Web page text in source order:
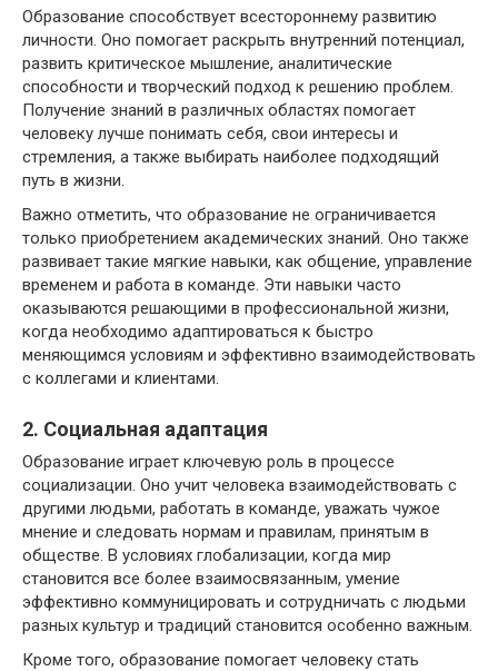
Образование способствует всестороннему развитию
личности. Оно помогает раскрыть внутренний потенциал,
развить критическое мышление, аналитические
способности и творческий подход к решению проблем.
Получение знаний в различных областях помогает
человеку лучше понимать себя, свои интересы и
стремления, а также выбирать наиболее подходящий
путь в жизни.
Важно отметить, что образование не ограничивается
только приобретением академических знаний. Оно также
развивает такие мягкие навыки, как общение, управление
временем и работа в команде. Эти навыки часто
оказываются решающими в профессиональной жизни,
когда необходимо адаптироваться к быстро
меняющимся условиям и эффективно взаимодействовать
с коллегами и клиентами.
2. Социальная адаптация
Образование играет ключевую роль в процессе
социализации. Оно учит человека взаимодействовать с
другими людьми, работать в команде, уважать чужое
мнение и следовать нормам и правилам, принятым в
обществе. В условиях глобализации, когда мир
становится все более взаимосвязанным, умение
эффективно коммуницировать и сотрудничать с людьми
разных культур и традиций становится особенно важным.
Кроме того, образование помогает человеку стать